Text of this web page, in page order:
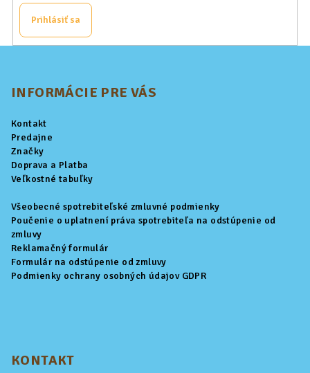
Prihlásiť sa
INFORMÁCIE PRE VÁS
Kontakt
Predajne
Značky
Doprava a Platba
Veľkostné tabuľky
Všeobecné spotrebiteľské zmluvné podmienky
Poučenie o uplatnení práva spotrebiteľa na odstúpenie od
zmluvy
Reklamačný formulár
Formulár na odstúpenie od zmluvy
Podmienky ochrany osobných údajov GDPR
KONTAKT